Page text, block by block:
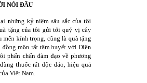
NÓI ĐẦU
những kỷ niệm sâu sắc của tôi
tặng của tôi gửi tới quý vị cây
mến kính trọng, cũng là quà tặng
môn rất tâm huyết với Diện
phấn chấn đàm đạo về phương
thuốc rất độc đáo, hiệu quả
Việt Nam.